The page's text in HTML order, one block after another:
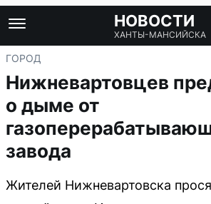
НОВОСТИ
ХАНТЫ-МАНСИЙСКА
ГОРОД
Нижневартовцев
о дыме от
завода
Жителей Нижневартовска